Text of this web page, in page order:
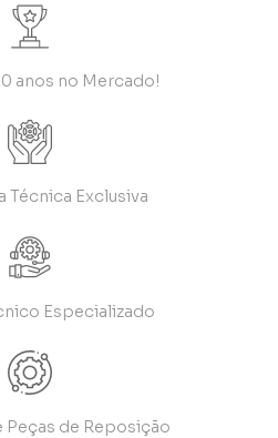
anos no Mercado!
Técnica Exclusiva
Especializado
Peças de Reposição